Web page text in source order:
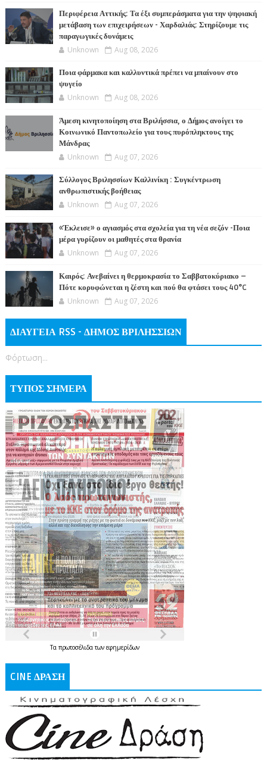
Περιφέρεια Αττικής: Τα έξι συμπεράσματα για την ψηφιακή
μετάβαση των επιχειρήσεων - Χαρδαλιάς: Στηρίζουμε τις
παραγωγικές δυνάμεις
Unknown Aug 08, 2026
Ποια φάρμακα και καλλυντικά πρέπει να μπαίνουν στο
ψυγείο
Unknown Aug 08, 2026
Άμεση κινητοποίηση στα Βριλήσσια, ο Δήμος ανοίγει το
Κοινωνικό Παντοπωλείο για τους πυρόπληκτους της
Μάνδρας
Unknown Aug 07, 2026
Σύλλογος Βριλησσίων Καλλινίκη : Συγκέντρωση
ανθρωπιστικής βοήθειας
Unknown Aug 07, 2026
«Έκλεισε» ο αγιασμός στα σχολεία για τη νέα σεζόν -Ποια
μέρα γυρίζουν οι μαθητές στα θρανία
Unknown Aug 07, 2026
Καιρός: Ανεβαίνει η θερμοκρασία το Σαββατοκύριακο –
Πότε κορυφώνεται η ζέστη και πού θα φτάσει τους 40°C
Unknown Aug 07, 2026
ΔΙΑΥΓΕΙΑ RSS - ΔΗΜΟΣ ΒΡΙΛΗΣΣΙΩΝ
Φόρτωση...
ΤΥΠΟΣ ΣΗΜΕΡΑ
Τα πρωτοσέλιδατων εφημερίδων
CINE ΔΡΑΣΗ